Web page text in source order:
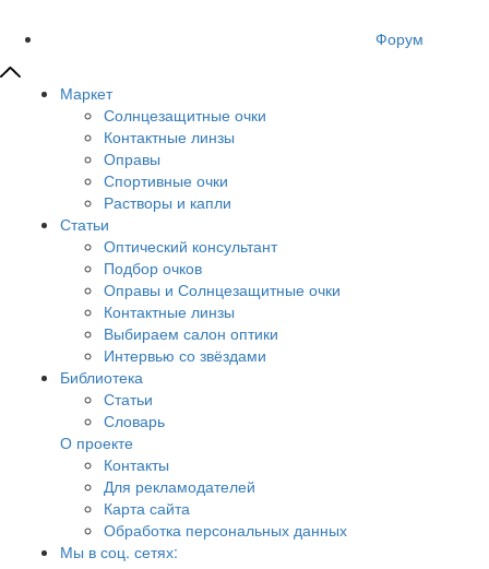
Форум
Маркет
Солнцезащитные очки
Контактные линзы
Оправы
Спортивные очки
Растворы и капли
Статьи
Оптический консультант
Подбор очков
Оправы и Солнцезащитные очки
Контактные линзы
Выбираем салон оптики
Интервью со звёздами
Библиотека
Статьи
Словарь
О проекте
Контакты
Для рекламодателей
Карта сайта
Обработка персональных данных
Мы в соц. сетях: